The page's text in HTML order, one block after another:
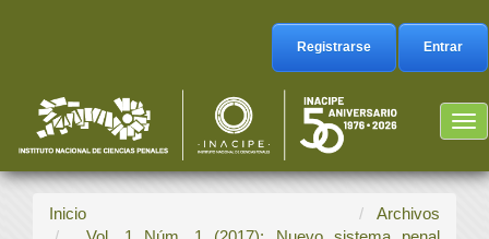
Barra
lateral
Registrarse Entrar
Inicio
Archivos